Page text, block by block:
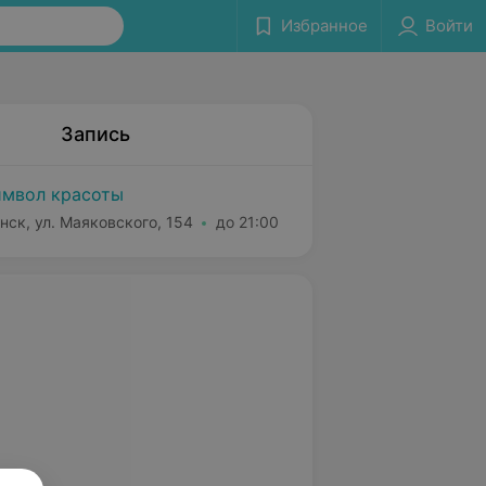
Избранное Войти
Запись
красоты
ул. Маяковского, 154 до 21:00